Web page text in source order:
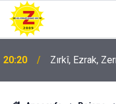
20:20 Zırkî, Ezrak,